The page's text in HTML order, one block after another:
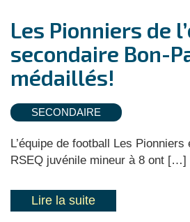
Les Pionniers de
secondaire Bon-
médaillés!
SECONDAIRE
L’équipe de football Les
RSEQ juvénile mineur à 8 ont […]
Lire la suite